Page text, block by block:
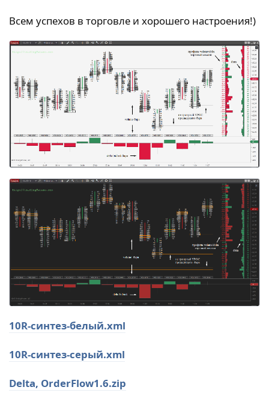
Всем успехов в торговле и хорошего настроения!)
10R-синтез-белый.xml
10R-синтез-серый.xml
Delta, OrderFlow1.6.zip